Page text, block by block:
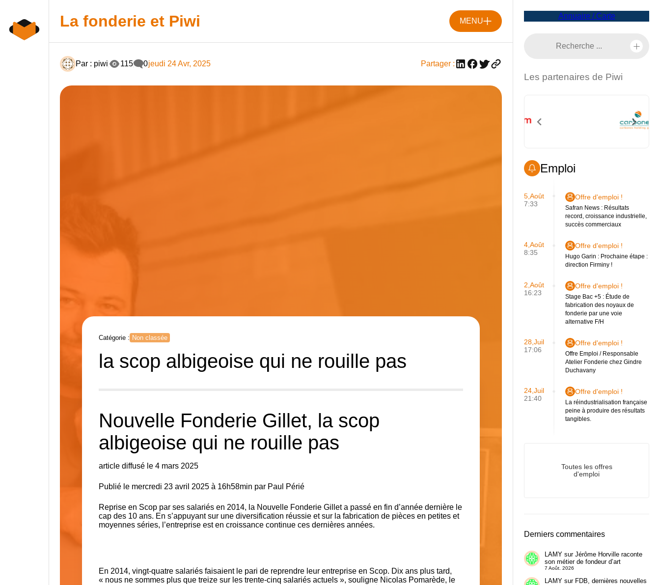
content
La fonderie et Piwi MENU
Par : piwi 115 0jeudi 24 Avr, 2025 Partager :
Catégorie : Non classée
la scop albigeoise qui ne rouille pas
Nouvelle Fonderie Gillet, la scop
albigeoise qui ne rouille pas
article diffusé le 4 mars 2025
Publié le mercredi 23 avril 2025 à 16h58min par Paul Périé
Reprise en Scop par ses salariés en 2014, la Nouvelle Fonderie Gillet a passé en fin d’année dernière le
cap des 10 ans. En s’appuyant sur une diversification réussie et sur la fabrication de pièces en petites et
moyennes séries, l’entreprise est en croissance continue ces dernières années.
En 2014, vingt-quatre salariés faisaient le pari de reprendre leur entreprise en Scop. Dix ans plus tard,
« nous ne sommes plus que treize sur les trente-cinq salariés actuels », souligne Nicolas Pomarède, le
Annuaire / Carte
Les partenaires de Piwi
Emploi
5,Août
7:33
Offre d'emploi !
Safran News : Résultats
record, croissance industrielle,
succès commerciaux
4,Août
8:35
Offre d'emploi !
Hugo Garin : Prochaine étape :
direction Firminy !
2,Août
16:23
Offre d'emploi !
Stage Bac +5 : Étude de
fabrication des noyaux de
fonderie par une voie
alternative F/H
28,Juil
17:06
Offre d'emploi !
Offre Emploi / Responsable
Atelier Fonderie chez Gindre
Duchavany
24,Juil
21:40
Offre d'emploi !
La réindustrialisation française
peine à produire des résultats
tangibles.
Toutes les offres
d'emploi
Derniers commentaires
LAMYsur Jérôme Horville raconte
son métier de fondeur d’art
7 Août. 2026
LAMYsur FDB, dernières nouvelles